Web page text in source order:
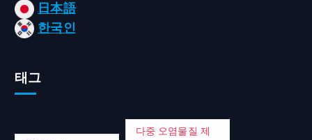
日本語
한국인
태그
다중 오염물질 제